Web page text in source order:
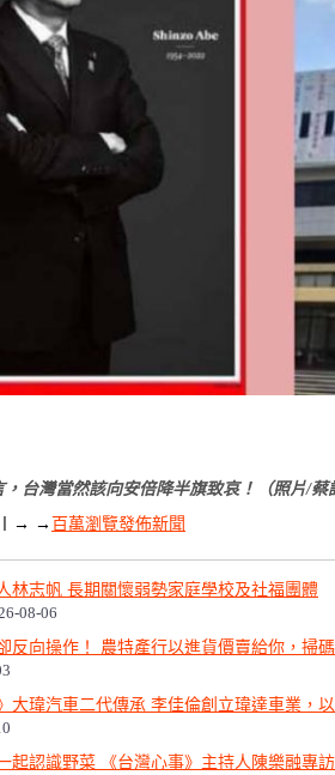
台灣當然該向安倍降半旗致哀！（照片/蔡
→ → 百萬瀏覽發佈新聞
林志帆 長期關懷弱勢家庭學校及社福團體
08-06
反向操作！ 農特產行以進貨價賣給你，掃
大瑋汽車二代傳承 李佳倫創立瑋達車業，
起認識野菜 《台灣心事》主持人陳樂融專